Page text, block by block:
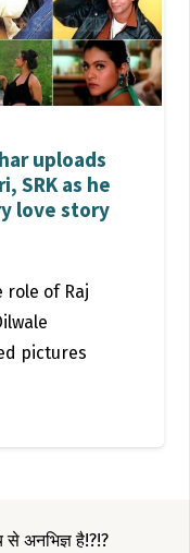
uploads
SRK as he
love story
role of Raj
pictures
अनभिज्ञ है!?!?